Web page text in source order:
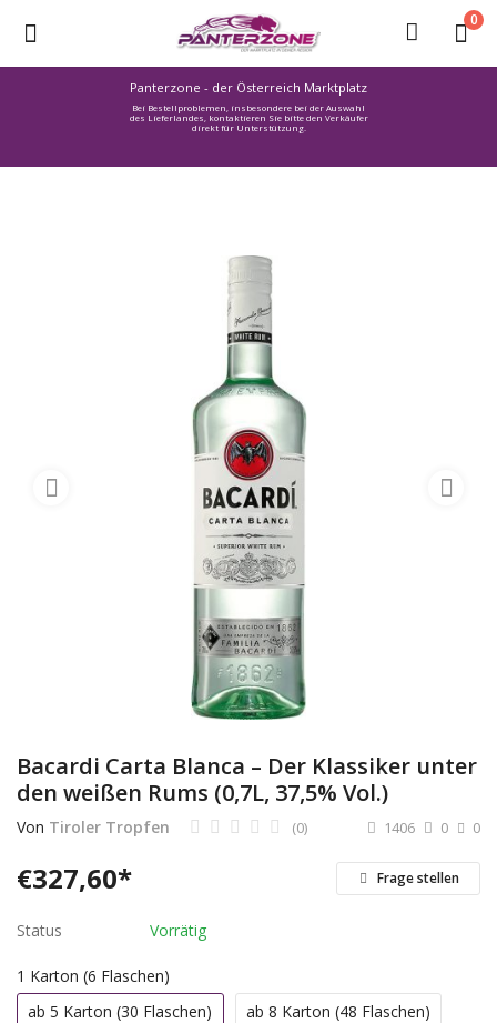
Panterzone - der Österreich Marktplatz
Bei Bestellproblemen, insbesondere bei der Auswahl
des Lieferlandes, kontaktieren Sie bitte den Verkäufer
direkt für Unterstützung.
0
Baumarkt
Wunschliste
Blog
Was ist PanterZONE?
Anmeldung
Bacardi Carta Blanca – Der Klassiker unter
den weißen Rums (0,7L, 37,5% Vol.)
Von Tiroler Tropfen 0
(0) 0
1406
€327,60* Frage stellen
Status Vorrätig
1 Karton (6 Flaschen)
ab 5 Karton (30 Flaschen)
ab 8 Karton (48 Flaschen)